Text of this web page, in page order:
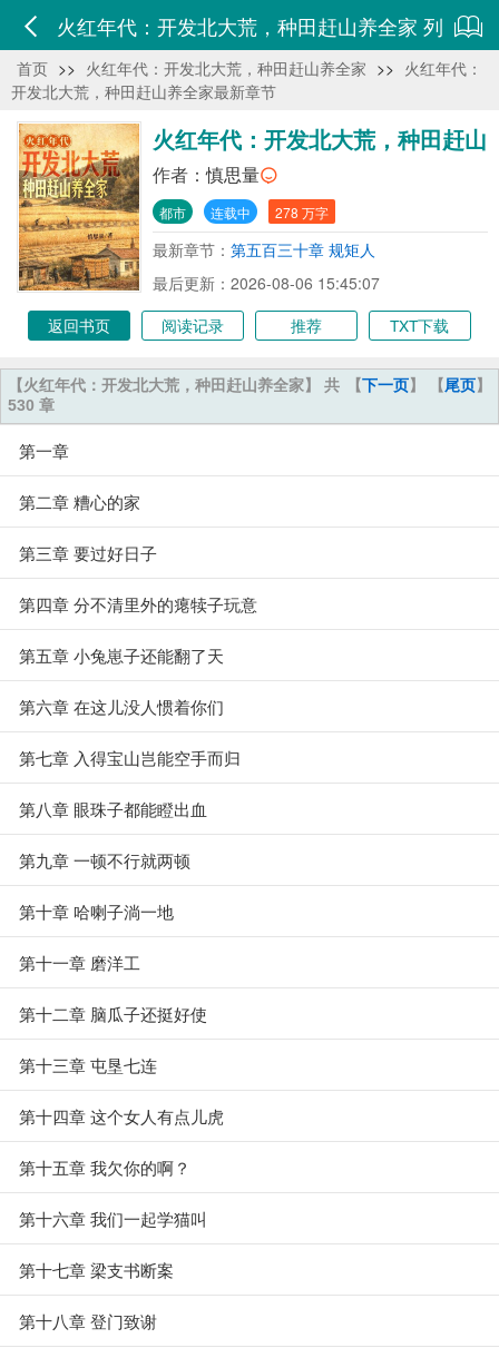
火红年代：开发北大荒，种田赶山养全家 列
表
首页 >> 火红年代：开发北大荒，种田赶山养全家 >> 火红年代：
开发北大荒，种田赶山养全家最新章节
火红年代：开发北大荒，种田赶山
养全家
作者：慎思量
都市 连载中 278 万字
最新章节： 第五百三十章 规矩人
最后更新：2026-08-06 15:45:07
返回书页
阅读记录 推荐 TXT下载
【下一页】 【尾页】
【火红年代：开发北大荒，种田赶山养全家】 共
530 章
第一章
第二章 糟心的家
第三章 要过好日子
第四章 分不清里外的瘪犊子玩意
第五章 小兔崽子还能翻了天
第六章 在这儿没人惯着你们
第七章 入得宝山岂能空手而归
第八章 眼珠子都能瞪出血
第九章 一顿不行就两顿
第十章 哈喇子淌一地
第十一章 磨洋工
第十二章 脑瓜子还挺好使
第十三章 屯垦七连
第十四章 这个女人有点儿虎
第十五章 我欠你的啊？
第十六章 我们一起学猫叫
第十七章 梁支书断案
第十八章 登门致谢